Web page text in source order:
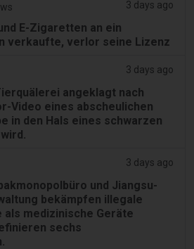
3 days ago
E-Zigaretten an ein
verkaufte, verlor seine Lizenz
3 days ago
angeklagt nach
Video eines abscheulichen
in den Hals eines schwarzen
3 days ago
und Jiangsu-
bekämpfen illegale
als medizinische Geräte
sechs